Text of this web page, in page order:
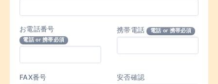
お電話番号
電話 or 携帯必須
携帯電話 電話 or 携帯必須
FAX番号 安否確認